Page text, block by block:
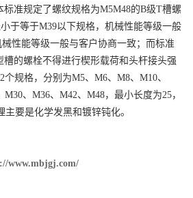
准规定了螺纹规格为M5M48的B级T槽螺
于等于M39以下规格，机械性能等级一般
性能等级一般与客户协商一致；而标准
槽的螺栓不得进行楔形载荷和头杆接头强
规格，分别为M5、M6、M8、M10、
、M36、M42、M48，最小长度为25，
主要是化学发黑和镀锌钝化。
www.mbjgj.com/